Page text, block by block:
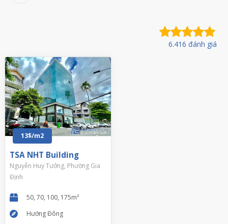
6.416 đánh giá
13$/m2
TSA NHT Building
Nguyễn Huy Tưởng, Phường Gia
Định
50, 70, 100, 175m²
Hướng Đông